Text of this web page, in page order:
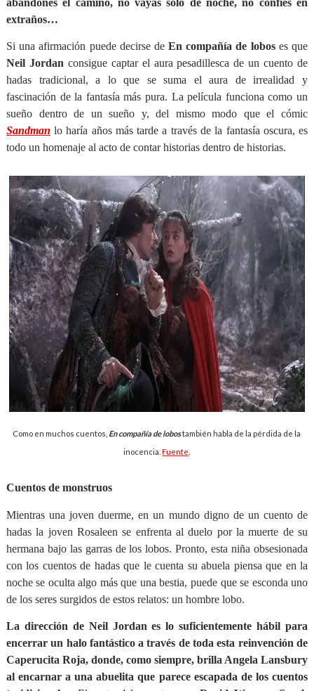
abandones el camino, no vayas solo de noche, no confíes en
extraños…
Si una afirmación puede decirse deEn compañía de lobos es que
Neil Jordan consigue captar el aura pesadillesca de un cuento de
hadas tradicional, a lo que se suma el aura de irrealidad y
fascinación de la fantasía más pura. La película funciona como un
sueño dentro de un sueño y, del mismo modo que el cómic
Sandman lo haría años más tarde a través de la fantasía oscura, es
todo un homenaje al acto de contar historias dentro de historias.
Como en muchos cuentos, En compañía de lobostambién habla de la pérdida de la
inocencia.Fuente
Cuentos de monstruos
Mientras una joven duerme, en un mundo digno de un cuento de
hadas la joven Rosaleen se enfrenta al duelo por la muerte de su
hermana bajo las garras de los lobos. Pronto, esta niña obsesionada
con los cuentos de hadas que le cuenta su abuela piensa que en la
noche se oculta algo más que una bestia, puede que se esconda uno
de los seres surgidos de estos relatos: un hombre lobo.
La dirección de Neil Jordan es lo suficientemente hábil para
encerrar un halo fantástico a través de toda esta reinvención de
Caperucita Roja, donde, como siempre, brilla Angela Lansbury
al encarnar a una abuelita que parece escapada de los cuentos